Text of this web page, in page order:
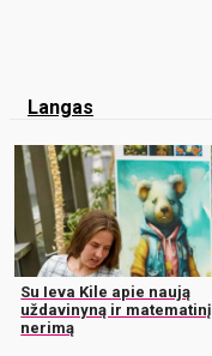
Langas
Su Ieva Kile apie naują
uždavinyną ir matematinį
nerimą